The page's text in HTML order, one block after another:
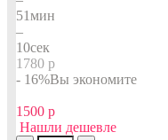
51мин
–
09сек
1780 р
- 16%Вы экономите
1500 р
Нашли дешевле